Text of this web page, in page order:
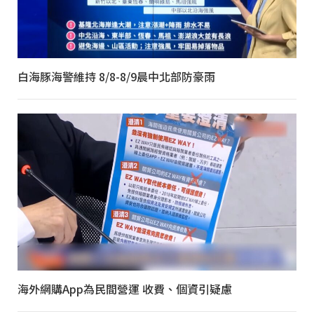
白海豚海警維持 8/8-8/9晨中北部防豪雨
海外網購App為民間營運 收費、個資引疑慮